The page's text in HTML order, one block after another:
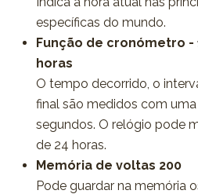
específicas do mundo.
Função de cronómetro -
horas
O tempo decorrido, o
final são medidos com
segundos. O relógio pode
de 24 horas.
Memória de voltas 200
Pode guardar na memória